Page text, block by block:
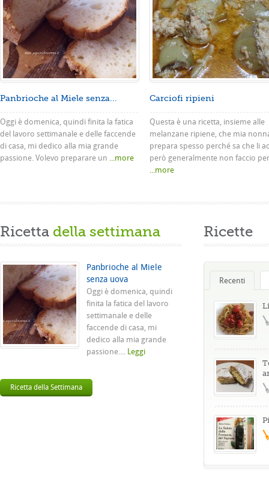
Panbrioche al Miele senza...
Oggi è domenica, quindi finita la fatica
del lavoro settimanale e delle faccende
di casa, mi dedico alla mia grande
passione. Volevo preparare un ...more
Carciofi ripieni
Questa è una ricetta, insieme alle
melanzane ripiene, che mia
prepara spesso perché sa che li
però generalmente non faccio
...more
Ricetta della settimana
Panbrioche al Miele
senza uova
Oggi è domenica, quindi
finita la fatica del lavoro
settimanale e delle
faccende di casa, mi
dedico alla mia grande
passione.... Leggi
Ricetta della Settimana
Ricette
Recenti